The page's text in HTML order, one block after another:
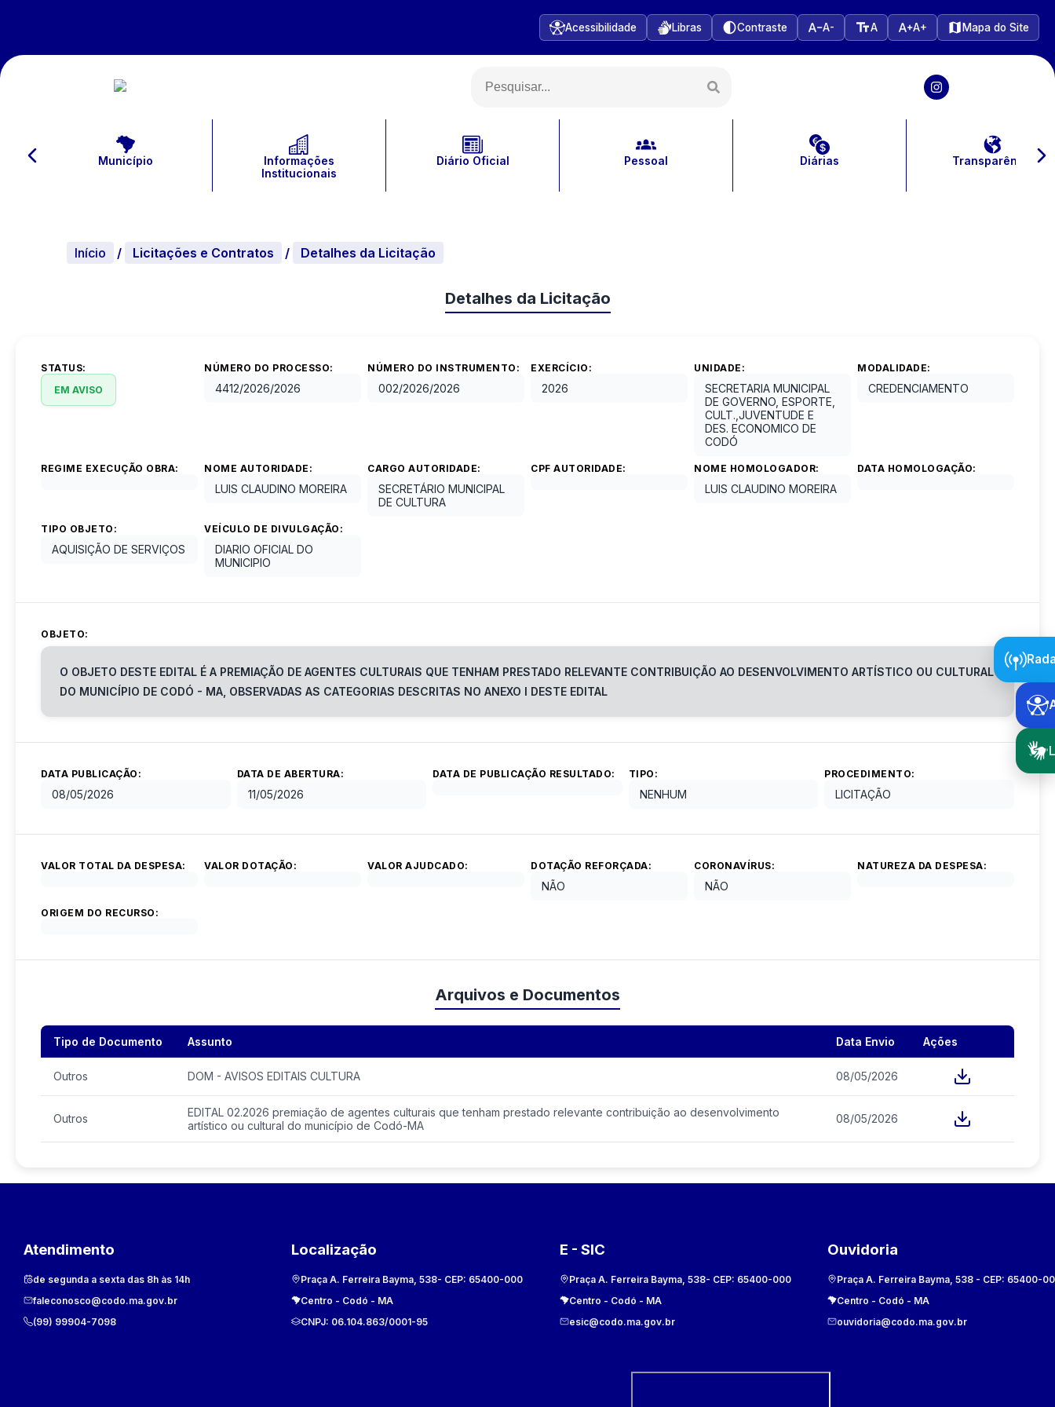
Acessibilidade Libras Contraste A- A A+ Mapa do Site
Município
Informações
Institucionais
Diário Oficial Pessoal Diárias Transparência
Início / Licitações e Contratos / Detalhes da Licitação
Detalhes da Licitação
STATUS:
EM AVISO
NÚMERO DO PROCESSO:
4412/2026/2026
NÚMERO DO INSTRUMENTO:
002/2026/2026
EXERCÍCIO:
2026
UNIDADE:
SECRETARIA MUNICIPAL
DE GOVERNO, ESPORTE,
CULT.,JUVENTUDE E
DES. ECONOMICO DE
CODÓ
MODALIDADE:
CREDENCIAMENTO
REGIME EXECUÇÃO OBRA: NOME AUTORIDADE:
LUIS CLAUDINO MOREIRA
CARGO AUTORIDADE:
SECRETÁRIO MUNICIPAL
DE CULTURA
CPF AUTORIDADE: NOME HOMOLOGADOR:
LUIS CLAUDINO MOREIRA
DATA HOMOLOGAÇÃO:
TIPO OBJETO:
AQUISIÇÃO DE SERVIÇOS
VEÍCULO DE DIVULGAÇÃO:
DIARIO OFICIAL DO
MUNICIPIO
OBJETO:
O OBJETO DESTE EDITAL É A PREMIAÇÃO DE AGENTES CULTURAIS QUE TENHAM PRESTADO RELEVANTE CONTRIBUIÇÃO AO DESENVOLVIMENTO ARTÍSTICO OU CULTURAL
DO MUNICÍPIO DE CODÓ - MA, OBSERVADAS AS CATEGORIAS DESCRITAS NO ANEXO I DESTE EDITAL
DATA PUBLICAÇÃO:
08/05/2026
DATA DE ABERTURA:
11/05/2026
DATA DE PUBLICAÇÃO RESULTADO: TIPO:
NENHUM
PROCEDIMENTO:
LICITAÇÃO
VALOR TOTAL DA DESPESA: VALOR DOTAÇÃO: VALOR AJUDCADO: DOTAÇÃO REFORÇADA:
NÃO
CORONAVÍRUS:
NÃO
NATUREZA DA DESPESA:
ORIGEM DO RECURSO:
Arquivos e Documentos
Tipo de Documento Assunto Data Envio Ações
Outros DOM - AVISOS EDITAIS CULTURA 08/05/2026
Outros
EDITAL 02.2026 premiação de agentes culturais que tenham prestado relevante contribuição ao desenvolvimento
artístico ou cultural do município de Codó-MA
08/05/2026
Atendimento
de segunda a sexta das 8h às 14h
faleconosco@codo.ma.gov.br
(99) 99904-7098
Localização
Praça A. Ferreira Bayma, 538- CEP: 65400-000
Centro - Codó - MA
CNPJ: 06.104.863/0001-95
E - SIC
Praça A. Ferreira Bayma, 538- CEP: 65400-000
Centro - Codó - MA
esic@codo.ma.gov.br
Ouvidoria
Praça A. Ferreira Bayma, 538- CEP: 65400-
Centro - Codó - MA
ouvidoria@codo.ma.gov.br